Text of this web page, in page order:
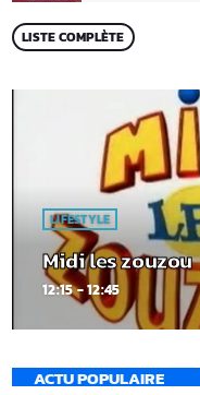
LISTE COMPLÈTE
LIFESTYLE
Midi les zouzou
12:15 - 12:45
ACTU POPULAIRE